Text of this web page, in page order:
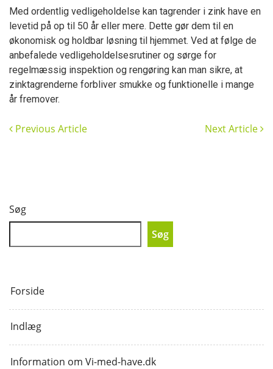
Med ordentlig vedligeholdelse kan tagrender i zink have en
levetid på op til 50 år eller mere. Dette gør dem til en
økonomisk og holdbar løsning til hjemmet. Ved at følge de
anbefalede vedligeholdelsesrutiner og sørge for
regelmæssig inspektion og rengøring kan man sikre, at
zinktagrenderne forbliver smukke og funktionelle i mange
år fremover.
Previous Article Next Article
Søg
Søg
Forside
Indlæg
Information om Vi-med-have.dk